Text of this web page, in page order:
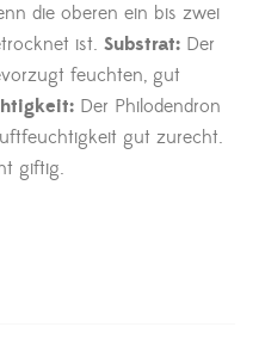
die oberen ein bis zwei
ist. Substrat: Der
feuchten, gut
Der Philodendron
gut zurecht.
giftig.